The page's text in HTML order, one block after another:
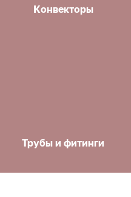
Конвекторы
Трубы и фитинги